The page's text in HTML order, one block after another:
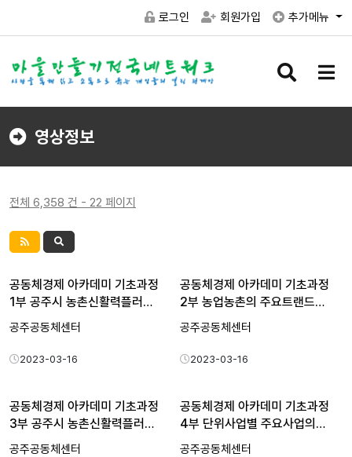
로그인 회원가입 추가메뉴
검
버
메
버
영상정보
전체 6,358 건 - 22 페이지
공동체경제 아카데미 기초과정
1부 공주시 농촌신활력플러…
공주공동체센터
2023-03-16
공동체경제 아카데미 기초과정
2부 농업농촌의 주요트랜드…
공주공동체센터
2023-03-16
공동체경제 아카데미 기초과정
3부 공주시 농촌신활력플러…
공주공동체센터
공동체경제 아카데미 기초과정
4부 단위사업별 주요사업의…
공주공동체센터